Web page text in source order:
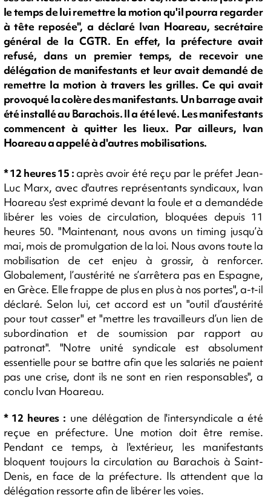
le temps de lui remettre la motion qu'il pourra regarder
à tête reposée", a déclaré Ivan Hoareau, secrétaire
général de la CGTR. En effet, la préfecture avait
refusé, dans un premier temps, de recevoir une
délégation de manifestants et leur avait demandé de
remettre la motion à travers les grilles. Ce qui avait
provoqué la colère des manifestants. Un barrage avait
été installé au Barachois. Il a été levé. Les manifestants
commencent à quitter les lieux. Par ailleurs, Ivan
Hoareau a appelé à d'autres mobilisations.
* 12 heures 15 : après avoir été reçu par le préfet Jean-
Luc Marx, avec d'autres représentants syndicaux, Ivan
Hoareau s'est exprimé devant la foule et a demandéde
libérer les voies de circulation, bloquées depuis 11
heures 50. "Maintenant, nous avons un timing jusqu’à
mai, mois de promulgation de la loi. Nous avons toute la
mobilisation de cet enjeu à grossir, à renforcer.
Globalement, l’austérité ne s’arrêtera pas en Espagne,
en Grèce. Elle frappe de plus en plus à nos portes", a-t-il
déclaré. Selon lui, cet accord est un "outil d’austérité
pour tout casser" et "mettre les travailleurs d’un lien de
subordination et de soumission par rapport au
patronat". "Notre unité syndicale est absolument
essentielle pour se battre afin que les salariés ne paient
pas une crise, dont ils ne sont en rien responsables", a
conclu Ivan Hoareau.
* 12 heures : une délégation de l'intersyndicale a été
reçue en préfecture. Une motion doit être remise.
Pendant ce temps, à l'extérieur, les manifestants
bloquent toujours la circulation au Barachois à Saint-
Denis, en face de la préfecture. Ils attendent que la
délégation ressorte afin de libérer les voies.